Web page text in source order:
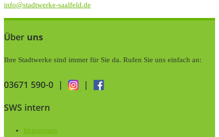
info@stadtwerke-saalfeld.de
Über uns
Ihre Stadtwerke sind immer für Sie da. Rufen Sie uns einfach an:
03671 590-0 |
|
SWS intern
Impressum